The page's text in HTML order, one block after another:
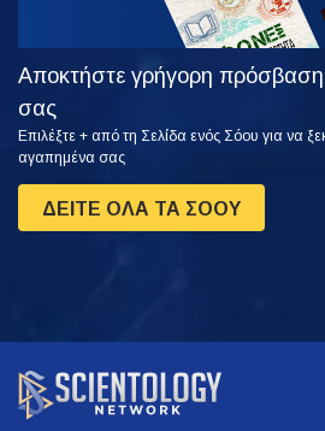
Αποκτήστε γρήγορη
σας
Επιλέξτε + από τη Σελίδα ενός Σόου για να
αγαπημένα σας
ΔΕΙΤΕ ΟΛΑ ΤΑ ΣΟΟΥ